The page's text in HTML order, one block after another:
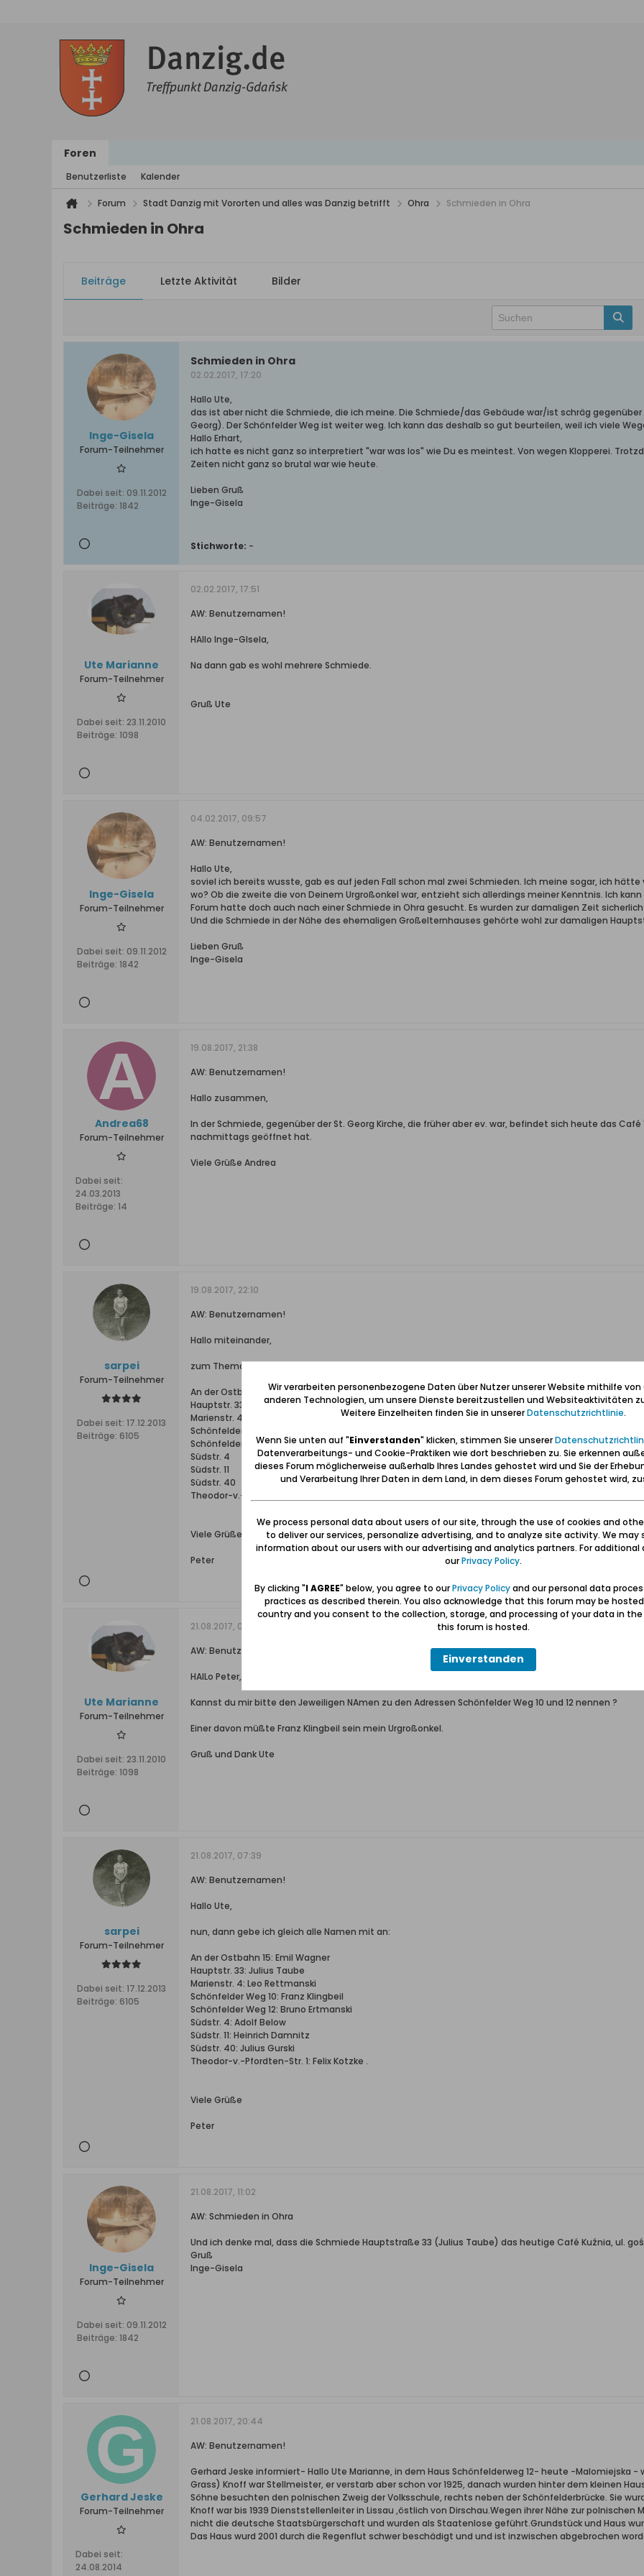
Foren
Benutzerliste Kalender
Forum Stadt Danzig mit Vororten und alles was Danzig betrifft Ohra Schmieden in Ohra
Schmieden in Ohra
Beiträge Letzte Aktivität Bilder
Inge-Gisela
Forum-Teilnehmer
Dabei seit: 09.11.2012
Beiträge: 1842
Schmieden in Ohra
02.02.2017, 17:20
Hallo Ute,
das ist aber nicht die Schmiede, die ich meine. Die Schmiede/das Gebäude war/ist schräg
Georg). Der Schönfelder Weg ist weiter weg. Ich kann das deshalb so gut beurteilen, weil ich viele
Hallo Erhart,
ich hatte es nicht ganz so interpretiert "war was los" wie Du es meintest. Von wegen Klopperei.
Zeiten nicht ganz so brutal war wie heute.
Lieben Gruß
Inge-Gisela
Stichworte: -
Ute Marianne
Forum-Teilnehmer
Dabei seit: 23.11.2010
Beiträge: 1098
02.02.2017, 17:51
AW: Benutzernamen!
HAllo Inge-GIsela,
Na dann gab es wohl mehrere Schmiede.
Gruß Ute
Inge-Gisela
Forum-Teilnehmer
Dabei seit: 09.11.2012
Beiträge: 1842
04.02.2017, 09:57
AW: Benutzernamen!
Hallo Ute,
soviel ich bereits wusste, gab es auf jeden Fall schon mal zwei Schmieden. Ich meine sogar, ich
wo? Ob die zweite die von Deinem Urgroßonkel war, entzieht sich allerdings meiner Kenntnis. Ich
Forum hatte doch auch nach einer Schmiede in Ohra gesucht. Es wurden zur damaligen Zeit
Und die Schmiede in der Nähe des ehemaligen Großelternhauses gehörte wohl zur damaligen
Lieben Gruß
Inge-Gisela
Andrea68
Forum-Teilnehmer
Dabei seit:
24.03.2013
Beiträge: 14
19.08.2017, 21:38
AW: Benutzernamen!
Hallo zusammen,
In der Schmiede, gegenüber der St. Georg Kirche, die früher aber ev. war, befindet sich heute das
nachmittags geöffnet hat.
Viele Grüße Andrea
sarpei
Forum-Teilnehmer
Dabei seit: 17.12.2013
Beiträge: 6105
19.08.2017, 22:10
AW: Benutzernamen!
Hallo miteinander,
zum Thema 'Schmieden in Ohra' hier eine kleine Listung der Anschriften der 1934 in Ohra zu
An der Ostbahn 15
Hauptstr. 33
Marienstr. 4
Schönfelder Weg 10
Schönfelder Weg 12
Südstr. 4
Südstr. 11
Südstr. 40
Theodor-v.-Pfordten-Str. 1
Viele Grüße
Peter
Ute Marianne
Forum-Teilnehmer
Dabei seit: 23.11.2010
Beiträge: 1098
21.08.2017, 07:14
AW: Benutzernamen!
HAlLo Peter,
Kannst du mir bitte den Jeweiligen NAmen zu den Adressen Schönfelder Weg 10 und 12 nennen ?
Einer davon müßte Franz Klingbeil sein mein Urgroßonkel.
Gruß und Dank Ute
sarpei
Forum-Teilnehmer
Dabei seit: 17.12.2013
Beiträge: 6105
21.08.2017, 07:39
AW: Benutzernamen!
Hallo Ute,
nun, dann gebe ich gleich alle Namen mit an:
An der Ostbahn 15: Emil Wagner
Hauptstr. 33: Julius Taube
Marienstr. 4: Leo Rettmanski
Schönfelder Weg 10: Franz Klingbeil
Schönfelder Weg 12: Bruno Ertmanski
Südstr. 4: Adolf Below
Südstr. 11: Heinrich Damnitz
Südstr. 40: Julius Gurski
Theodor-v.-Pfordten-Str. 1: Felix Kotzke .
Viele Grüße
Peter
Inge-Gisela
Forum-Teilnehmer
Dabei seit: 09.11.2012
Beiträge: 1842
21.08.2017, 11:02
AW: Schmieden in Ohra
Und ich denke mal, dass die Schmiede Hauptstraße 33 (Julius Taube) das heutige Café Kuźnia, ul.
Gruß
Inge-Gisela
Gerhard Jeske
Forum-Teilnehmer
Dabei seit:
24.08.2014
21.08.2017, 20:44
AW: Benutzernamen!
Gerhard Jeske informiert- Hallo Ute Marianne, in dem Haus Schönfelderweg 12- heute -Malomiejska
Grass) Knoff war Stellmeister, er verstarb aber schon vor 1925, danach wurden hinter dem kleinen
Söhne besuchten den polnischen Zweig der Volksschule, rechts neben der Schönfelderbrücke. Sie
Knoff war bis 1939 Dienststellenleiter in Lissau ,östlich von Dirschau.Wegen ihrer Nähe zur polnischen
nicht die deutsche Staatsbürgerschaft und wurden als Staatenlose geführt.Grundstück und Haus
Das Haus wurd 2001 durch die Regenflut schwer beschädigt und und ist inzwischen abgebrochen
Wir verarbeiten personenbezogene Daten über Nutzer unserer Website mithilfe von
anderen Technologien, um unsere Dienste bereitzustellen und Websiteaktivitäten
Weitere Einzelheiten finden Sie in unsererDatenschutzrichtlinie.
Wenn Sie unten auf "Einverstanden" klicken, stimmen Sie unserer
Datenverarbeitungs- und Cookie-Praktiken wie dort beschrieben zu. Sie erkennen
dieses Forum möglicherweise außerhalb Ihres Landes gehostet wird und Sie der
und Verarbeitung Ihrer Daten in dem Land, in dem dieses Forum gehostet wird,
We process personal data about users of our site, through the use of cookies and
to deliver our services, personalize advertising, and to analyze site activity. We may
information about our users with our advertising and analytics partners. For additional
ourPrivacy Policy.
By clicking "I AGREE" below, you agree to ourPrivacy Policyand our personal data
practices as described therein. You also acknowledge that this forum may be
country and you consent to the collection, storage, and processing of your data in
this forum is hosted.
Einverstanden